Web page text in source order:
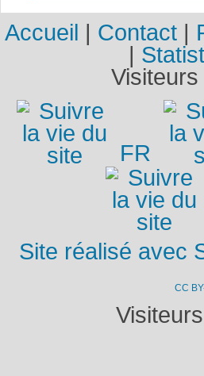
Accueil | Contact |
|
FR
Site réalisé avec
CC